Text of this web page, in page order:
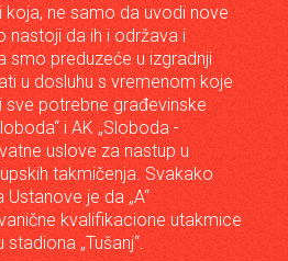
koja, ne samo da uvodi nove
nastoji da ih i održava i
smo preduzeće u izgradnji
u dosluhu s vremenom koje
sve potrebne građevinske
i AK „Sloboda -
uslove za nastup u
takmičenja. Svakako
je da „A“
kvalifikacione utakmice
„Tušanj“.